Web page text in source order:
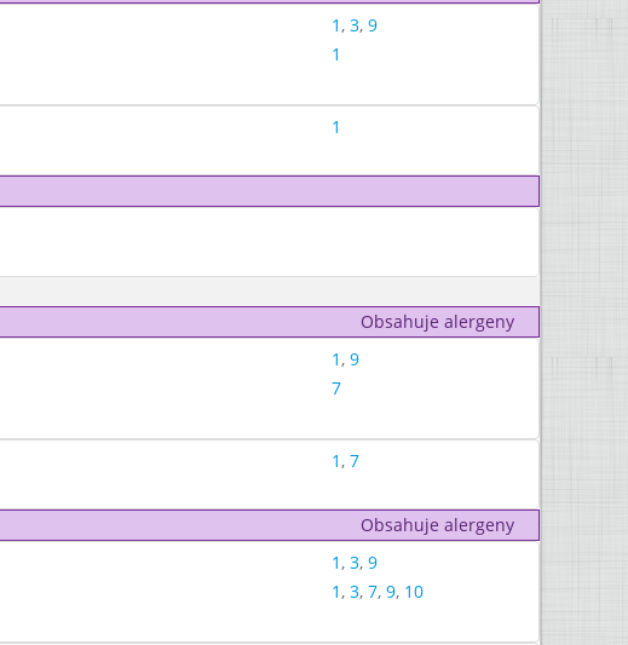
1, 3, 9
1
1
Obsahuje alergeny
1, 9
7
1, 7
Obsahuje alergeny
1, 3, 9
1, 3, 7, 9, 10